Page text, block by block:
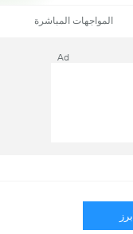
المواجهات المباشرة
Ad